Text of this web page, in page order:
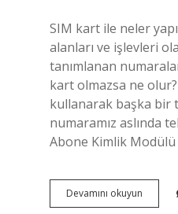
SIM kart ile neler
alanları ve işlevleri
tanımlanan
kart olmazsa ne
kullanarak başka bir
numaramız aslında
Abone Kimlik
Devamını okuyun
Kart